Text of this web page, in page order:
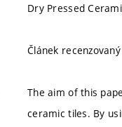
Dry Pressed
Článek
The aim of this
ceramic tiles. By